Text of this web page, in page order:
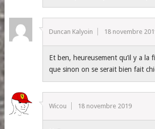
Duncan Kalyoin 18 novembre
Et ben, heureusement qu’il y a la
que sinon on se serait bien fait
Wicou 18 novembre 2019